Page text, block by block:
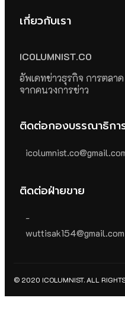
เกี่ยวกับเรา
ICOLUMNIST.CO
อัพเดทข่าวธุรกิจ การตลา
จากคนวงการข่าว
ติดต่อกองบรรณาธิกา
ติดต่อฝ่ายขาย
-
wuttisak154@gmail.com
© 2020 ICOLUMNIST. ALL